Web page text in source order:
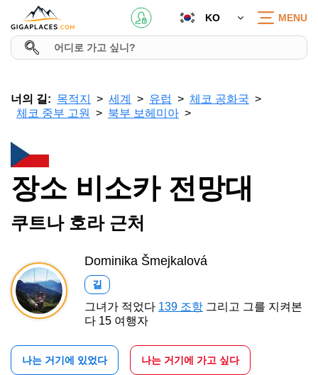
KO MENU
너의 길: 목적지 세계 유럽
체코 공화국
체코 중부 고원
북부 보헤미아
장소 비소카 전망대
쿠트나 호라 근처
Dominika Šmejkalová
길
그녀가 적었다 139 조항 그리고 그를 지켜본
다 15 여행자
나는 거기에 있었다 나는 거기에 가고 싶다